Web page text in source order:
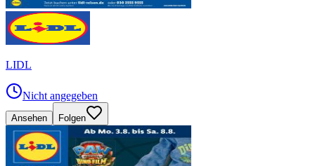
LIDL
Nicht angegeben
Ansehen Folgen